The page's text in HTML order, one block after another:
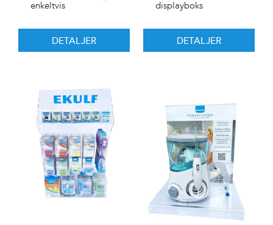
enkeltvis
DETALJER
displayboks
DETALJER